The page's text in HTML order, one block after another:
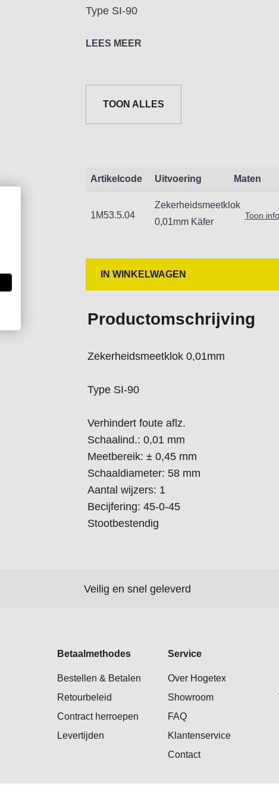
Type SI-90
Verhindert foute aflz.
Aantal wijzers: 1
Becijfering: 45-0-45
LEES MEER
TOON ALLES
Artikelcode Uitvoering Maten
1M53.5.04
Zekerheidsmeetklok
0,01mm Käfer
Toon info
IN WINKELWAGEN
Productomschrijving
Zekerheidsmeetklok 0,01mm
Type SI-90
Verhindert foute aflz.
Schaalind.: 0,01 mm
Meetbereik: ± 0,45 mm
Schaaldiameter: 58 mm
Aantal wijzers: 1
Becijfering: 45-0-45
Stootbestendig
Veilig en snel geleverd
Betaalmethodes
Bestellen & Betalen
Retourbeleid
Contract herroepen
Levertijden
Service
Over Hogetex
Showroom
FAQ
Klantenservice
Contact